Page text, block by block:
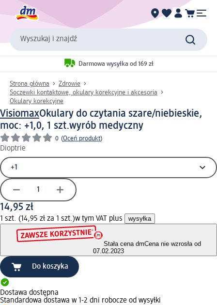
Wyszukaj i znajdź
Darmowa wysyłka od 169 zł
Strona główna
Zdrowie
Soczewki kontaktowe, okulary korekcyjne i akcesoria
Okulary korekcyjne
VisiomaxOkulary do czytania szare/niebieskie,
moc: +1,0, 1 szt.wyrób medyczny
0 (Oceń produkt)
Dioptrie
14,95 zł
1 szt. (14,95 zł za 1 szt.)w tym VAT plus wysyłka
Stała cena dmCena nie wzrosła od
07.02.2023
Do koszyka
Dostawa dostępna
Standardowa dostawa w 1-2 dni robocze od wysyłki